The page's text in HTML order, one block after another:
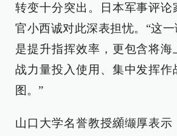
转变十分突出。日本军事评论
官小西诚对此深表担忧。“这
是提升指挥效率，更包含将海
战力量投入使用、集中发挥作
图。”
山口大学名誉教授纐缬厚表示